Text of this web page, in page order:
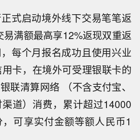
式启动境外线下交易笔笔返
满额最高享12%返现双重返
每个月报名成功且使用兴业
卡，在境外可受理银联卡的
联清算网络 （不含支付宝、
道）消费，累计超过14000
可享实付金额等额人民币1